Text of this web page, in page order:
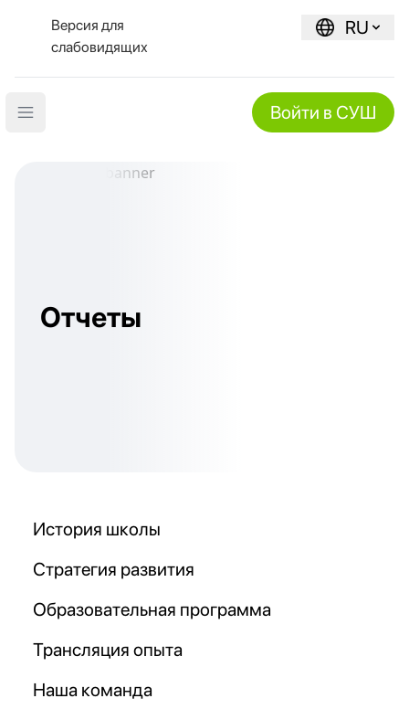
Версия для
слабовидящих
RU
Open main menu Войти в СУШ
Отчеты
История школы
Стратегия развития
Образовательная программа
Трансляция опыта
Наша команда